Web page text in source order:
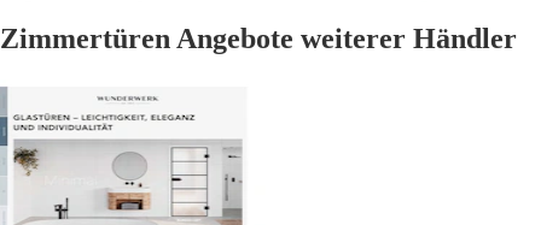
Zimmertüren Angebote weiterer Händler